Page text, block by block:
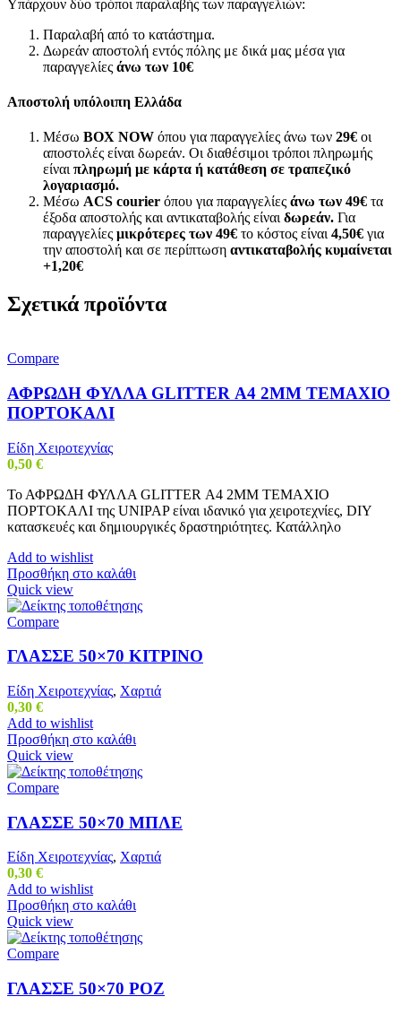
Υπάρχουν δύο τρόποι παραλαβής των παραγγελιών:
Παραλαβή από το κατάστημα.
Δωρεάν αποστολή εντός πόλης με δικά μας μέσα για
παραγγελίες άνω των 10€
Αποστολή υπόλοιπη Ελλάδα
Μέσω BOX NOW όπου για παραγγελίες άνω των 29€ οι
αποστολές είναι δωρεάν. Οι διαθέσιμοι τρόποι πληρωμής
είναι πληρωμή με κάρτα ή κατάθεση σε τραπεζικό
λογαριασμό.
Μέσω ACS courier όπου για παραγγελίες άνω των 49€ τα
έξοδα αποστολής και αντικαταβολής είναι δωρεάν. Για
παραγγελίες μικρότερες των 49€ το κόστος είναι 4,50€ για
την αποστολή και σε περίπτωση αντικαταβολής κυμαίνεται
+1,20€
Σχετικά προϊόντα
Compare
ΑΦΡΩΔΗ ΦΥΛΛΑ GLITTER Α4 2MM ΤΕΜΑΧΙΟ
ΠΟΡΤΟΚΑΛΙ
Είδη Χειροτεχνίας
0,50 €
Το ΑΦΡΩΔΗ ΦΥΛΛΑ GLITTER Α4 2MM ΤΕΜΑΧΙΟ
ΠΟΡΤΟΚΑΛΙ της UNIPAP είναι ιδανικό για χειροτεχνίες, DIY
κατασκευές και δημιουργικές δραστηριότητες. Κατάλληλο
Add to wishlist
Προσθήκη στο καλάθι
Quick view
Compare
ΓΛΑΣΣΕ 50×70 ΚΙΤΡΙΝΟ
Είδη Χειροτεχνίας, Χαρτιά
0,30 €
Add to wishlist
Προσθήκη στο καλάθι
Quick view
Compare
ΓΛΑΣΣΕ 50×70 ΜΠΛΕ
Είδη Χειροτεχνίας, Χαρτιά
0,30 €
Add to wishlist
Προσθήκη στο καλάθι
Quick view
Compare
ΓΛΑΣΣΕ 50×70 ΡΟΖ